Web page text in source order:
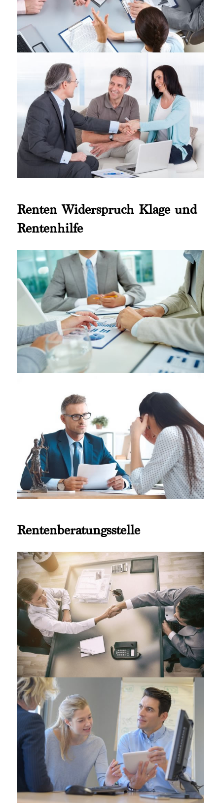
Renten Widerspruch Klage und
Rentenhilfe
Rentenberatungsstelle